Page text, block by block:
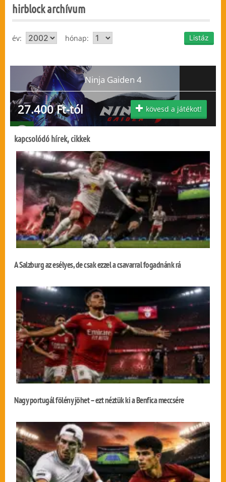
hirblock archívum
év: hónap:
Ninja Gaiden 4
27.400 Ft-tól kövesd a játékot!
kapcsolódó hírek, cikkek
A Salzburg az esélyes, de csak ezzel a csavarral fogadnánk rá
Nagy portugál fölény jöhet – ezt néztük ki a Benfica meccsére